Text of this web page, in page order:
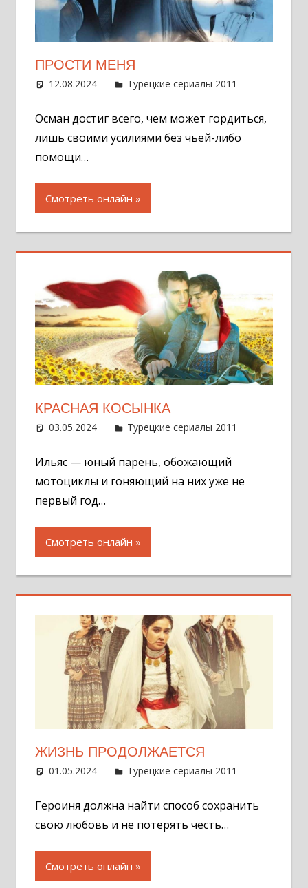
ПРОСТИ МЕНЯ
12.08.2024 Администратор
Турецкие сериалы 2011
Осман достиг всего, чем может гордиться,
лишь своими усилиями без чьей-либо
помощи…
Смотреть онлайн
КРАСНАЯ КОСЫНКА
03.05.2024 Администратор
Турецкие сериалы 2011
Ильяс — юный парень, обожающий
мотоциклы и гоняющий на них уже не
первый год…
Смотреть онлайн
ЖИЗНЬ ПРОДОЛЖАЕТСЯ
01.05.2024 Администратор
Турецкие сериалы 2011
Героиня должна найти способ сохранить
свою любовь и не потерять честь…
Смотреть онлайн